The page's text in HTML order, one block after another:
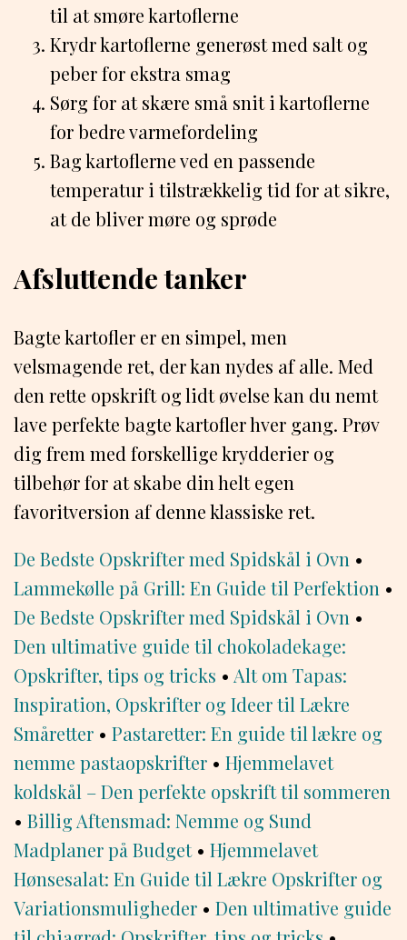
til at smøre kartoflerne
Krydr kartoflerne generøst med salt og
peber for ekstra smag
Sørg for at skære små snit i kartoflerne
for bedre varmefordeling
Bag kartoflerne ved en passende
temperatur i tilstrækkelig tid for at sikre,
at de bliver møre og sprøde
Afsluttende tanker
Bagte kartofler er en simpel, men
velsmagende ret, der kan nydes af alle. Med
den rette opskrift og lidt øvelse kan du nemt
lave perfekte bagte kartofler hver gang. Prøv
dig frem med forskellige krydderier og
tilbehør for at skabe din helt egen
favoritversion af denne klassiske ret.
De Bedste Opskrifter med Spidskål i Ovn •
Lammekølle på Grill: En Guide til Perfektion •
De Bedste Opskrifter med Spidskål i Ovn •
Den ultimative guide til chokoladekage:
Opskrifter, tips og tricks • Alt om Tapas:
Inspiration, Opskrifter og Ideer til Lækre
Småretter • Pastaretter: En guide til lækre og
nemme pastaopskrifter • Hjemmelavet
koldskål – Den perfekte opskrift til sommeren
• Billig Aftensmad: Nemme og Sund
Madplaner på Budget• Hjemmelavet
Hønsesalat: En Guide til Lækre Opskrifter og
Variationsmuligheder • Den ultimative guide